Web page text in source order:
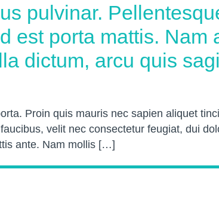
pulvinar.
est porta mattis. Nam
dictum, arcu quis
Proin quis mauris nec sapien aliquet
velit nec consectetur feugiat, dui
ante. Nam mollis […]